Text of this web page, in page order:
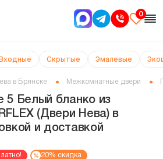
0
Скрытые Эмалевые
в Брянске Межкомнатные двери
5 Белый бланко из
(Двери Нева) в
и доставкой
20% скидка